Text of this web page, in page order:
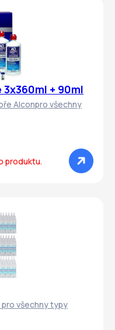
+ 90ml
Alconpro všechny
produktu.
všechny typy